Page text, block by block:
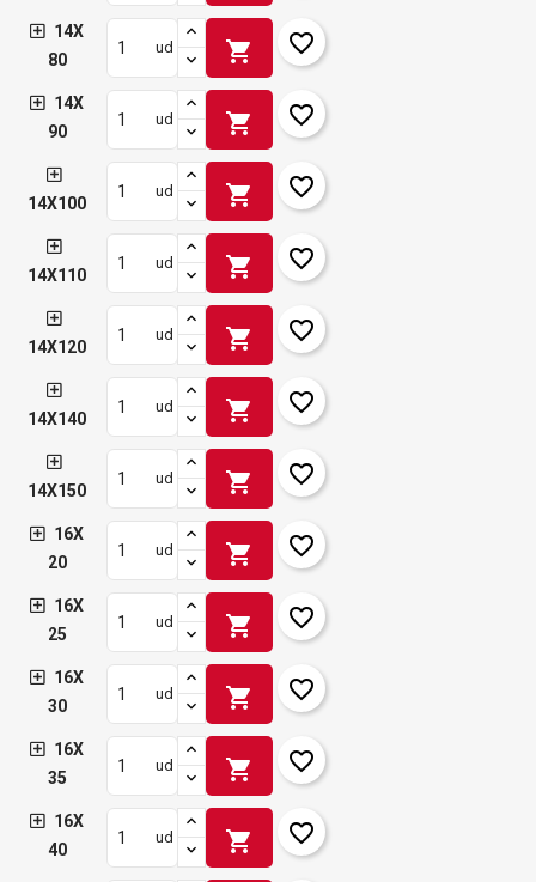
14X
80
ud shopping_cart favorite_border
14X
90
ud shopping_cart favorite_border
14X100
ud shopping_cart favorite_border
14X110
ud shopping_cart favorite_border
14X120
ud shopping_cart favorite_border
14X140
ud shopping_cart favorite_border
14X150
ud shopping_cart favorite_border
16X
20
ud shopping_cart favorite_border
16X
25
ud shopping_cart favorite_border
16X
30
ud shopping_cart favorite_border
16X
35
ud shopping_cart favorite_border
16X
40
ud shopping_cart favorite_border